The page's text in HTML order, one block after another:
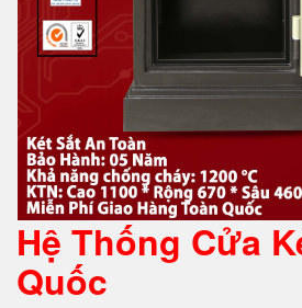
Hệ Thống Cửa
Quốc